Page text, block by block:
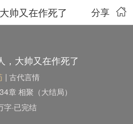
分享
帅又在作死了
，大帅又在作死了
| 古代言情
章 相聚（大结局）
字·已完结